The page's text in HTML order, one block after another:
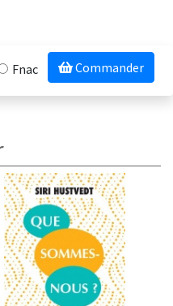
Fnac Commander